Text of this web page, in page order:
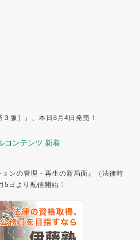
３版］』、本日8月4日発売！
コンテンツ 新着
ョンの管理・再生の新局面』（法律時
日より配信開始！